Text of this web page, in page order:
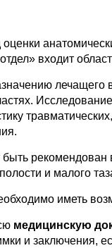
входит
рекомендован
и малого
иметь
медицинскую
и заключения,